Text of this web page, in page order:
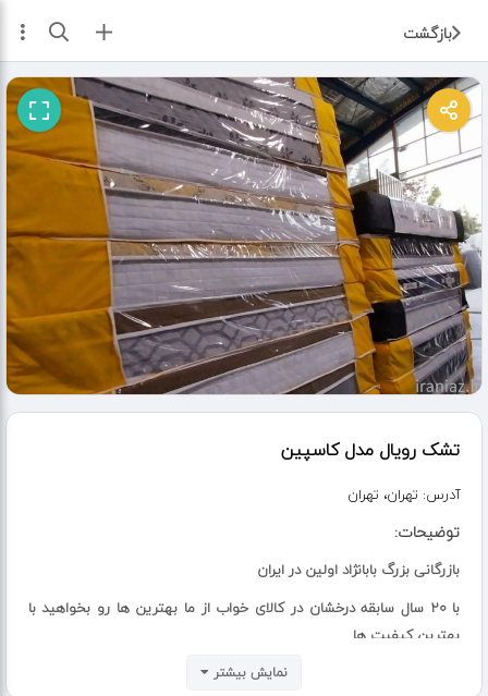
بازگشت ثبت آگهی
تشک رویال مدل کاسپین
آدرس: تهران، تهران
توضیحات:
بازرگانی بزرگ بابانژاد اولین در ایران
با 20 سال سابقه درخشان در کالای خواب از ما بهترین ها رو بخواهید با
بهترین کیفیت ها
نمایش بیشتر